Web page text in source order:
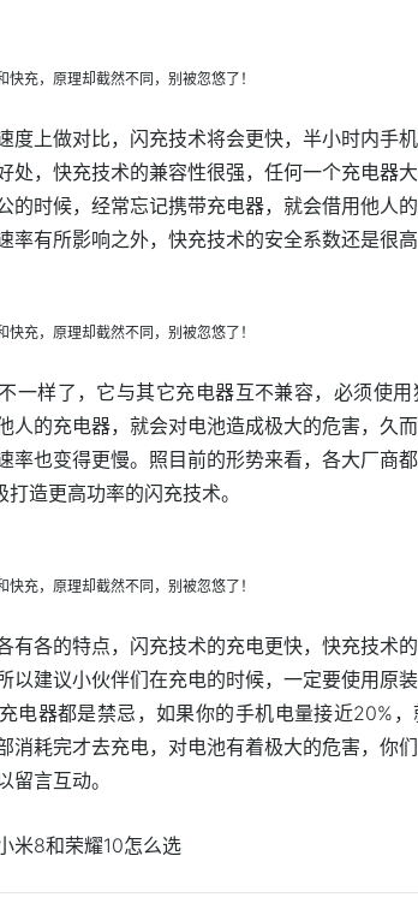
度上做对比，闪充技术将会更快，半小时内手
处，快充技术的兼容性很强，任何一个充电器
的时候，经常忘记携带充电器，就会借用他人
率有所影响之外，快充技术的安全系数还是很高
一样了，它与其它充电器互不兼容，必须使
人的充电器，就会对电池造成极大的危害，久
率也变得更慢。照目前的形势来看，各大厂商
造更高功率的闪充技术。
有各的特点，闪充技术的充电更快，快充技术
以建议小伙伴们在充电的时候，一定要使用原
电器都是禁忌，如果你的手机电量接近20%
消耗完才去充电，对电池有着极大的危害，你
留言互动。
米8和荣耀10怎么选